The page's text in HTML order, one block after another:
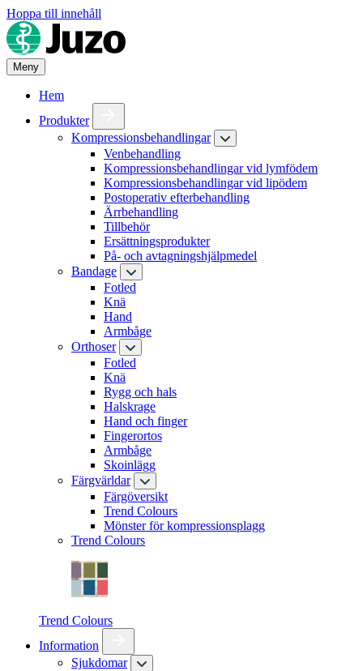
Hoppa till innehåll
Meny
Hem
Produkter
Kompressionsbehandlingar
Venbehandling
Kompressionsbehandlingar vid lymfödem
Kompressionsbehandlingar vid lipödem
Postoperativ efterbehandling
Ärrbehandling
Tillbehör
Ersättningsprodukter
På- och avtagningshjälpmedel
Bandage
Fotled
Knä
Hand
Armbåge
Orthoser
Fotled
Knä
Rygg och hals
Halskrage
Hand och finger
Fingerortos
Armbåge
Skoinlägg
Färgvärldar
Färgöversikt
Trend Colours
Mönster för kompressionsplagg
Trend Colours
Trend Colours
Information
Sjukdomar